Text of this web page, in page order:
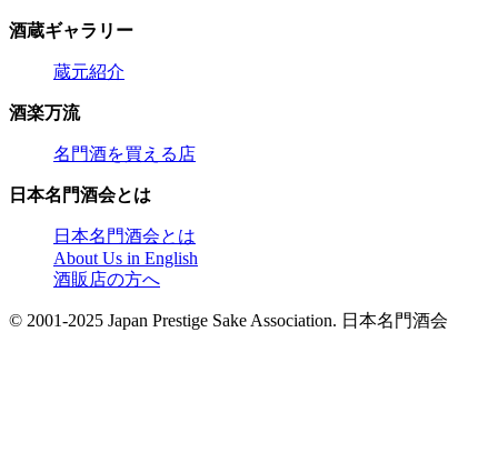
酒蔵ギャラリー
蔵元紹介
酒楽万流
名門酒を買える店
日本名門酒会とは
日本名門酒会とは
About Us in English
酒販店の方へ
© 2001-2025 Japan Prestige Sake Association. 日本名門酒会